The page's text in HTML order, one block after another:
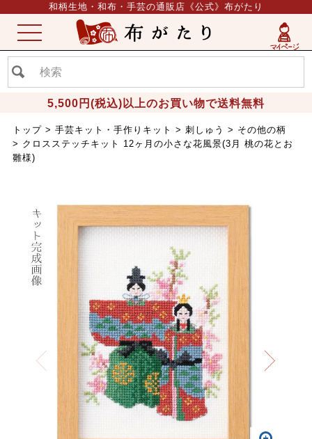
和柄生地・和布・手芸の通販店《公式》布がたり
5,500円(税込)以上のお買い物で送料無料
ME
NU
トップ 手芸キット・手作りキット 刺しゅう
その他の柄
クロスステッチキット 12ヶ月の小さな花風景(3月 桃の花とお
雛様)